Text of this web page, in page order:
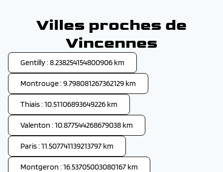
Villes proches de
Vincennes
Gentilly : 8.238254154800906 km
Montrouge : 9.798081267362129 km
Thiais : 10.51106893649226 km
Valenton : 10.877544268679038 km
Paris : 11.507741139213797 km
Montgeron : 16.53705003080167 km